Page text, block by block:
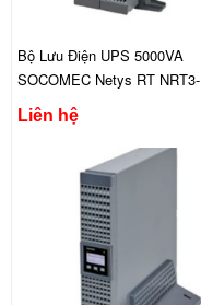
Bộ Lưu Điện UPS 5000VA
SOCOMEC Netys RT NRT3-
U5000C
Liên hệ